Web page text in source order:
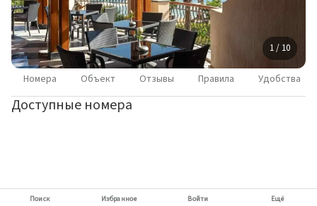
1 / 10
Номера Объект Отзывы Правила Удобства
Доступные номера
Поиск Избранное Войти Ещё